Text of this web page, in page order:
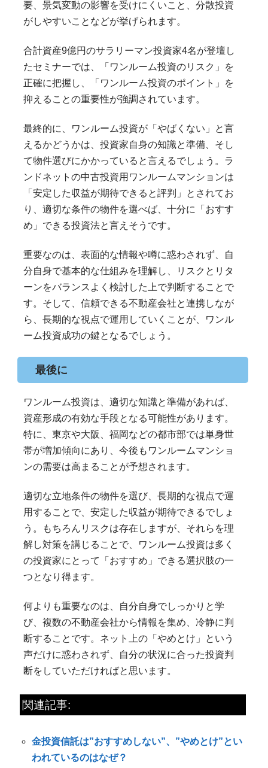
要、景気変動の影響を受けにくいこと、分散投資
がしやすいことなどが挙げられます。
合計資産9億円のサラリーマン投資家4名が登壇し
たセミナーでは、「ワンルーム投資のリスク」を
正確に把握し、「ワンルーム投資のポイント」を
抑えることの重要性が強調されています。
最終的に、ワンルーム投資が「やばくない」と言
えるかどうかは、投資家自身の知識と準備、そし
て物件選びにかかっていると言えるでしょう。ラ
ンドネットの中古投資用ワンルームマンションは
「安定した収益が期待できると評判」とされてお
り、適切な条件の物件を選べば、十分に「おすす
め」できる投資法と言えそうです。
重要なのは、表面的な情報や噂に惑わされず、自
分自身で基本的な仕組みを理解し、リスクとリタ
ーンをバランスよく検討した上で判断することで
す。そして、信頼できる不動産会社と連携しなが
ら、長期的な視点で運用していくことが、ワンル
ーム投資成功の鍵となるでしょう。
最後に
ワンルーム投資は、適切な知識と準備があれば、
資産形成の有効な手段となる可能性があります。
特に、東京や大阪、福岡などの都市部では単身世
帯が増加傾向にあり、今後もワンルームマンショ
ンの需要は高まることが予想されます。
適切な立地条件の物件を選び、長期的な視点で運
用することで、安定した収益が期待できるでしょ
う。もちろんリスクは存在しますが、それらを理
解し対策を講じることで、ワンルーム投資は多く
の投資家にとって「おすすめ」できる選択肢の一
つとなり得ます。
何よりも重要なのは、自分自身でしっかりと学
び、複数の不動産会社から情報を集め、冷静に判
断することです。ネット上の「やめとけ」という
声だけに惑わされず、自分の状況に合った投資判
断をしていただければと思います。
関連記事:
金投資信託は”おすすめしない”、”やめとけ”とい
われているのはなぜ？